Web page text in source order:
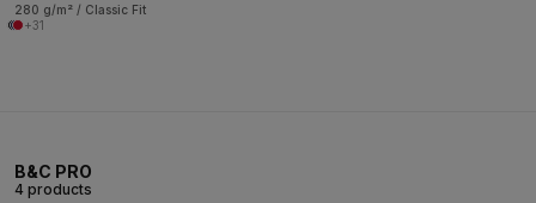
280 g/m² / Classic Fit
+31
B&C PRO
4 products